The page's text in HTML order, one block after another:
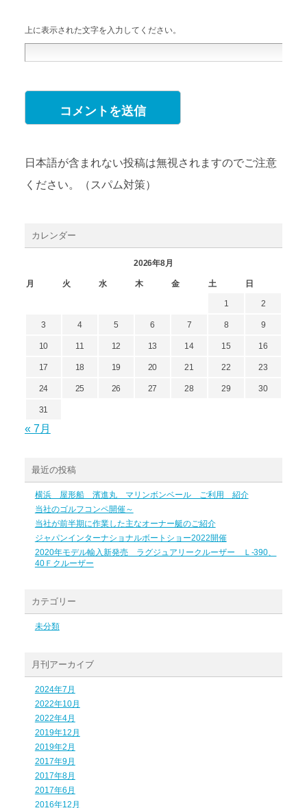
上に表示された文字を入力してください。
日本語が含まれない投稿は無視されますのでご注意
ください。（スパム対策）
カレンダー
2026年8月
月 火 水 木 金 土 日
1 2
3 4 5 6 7 8 9
10 11 12 13 14 15 16
17 18 19 20 21 22 23
24 25 26 27 28 29 30
31
« 7月
最近の投稿
横浜 屋形船 濱進丸 マリンボンベール ご利用 紹介
当社のゴルフコンペ開催～
当社が前半期に作業した主なオーナー艇のご紹介
ジャパンインターナショナルボートショー2022開催
2020年モデル輸入新発売 ラグジュアリークルーザー Ｌ-390、
40Ｆクルーザー
カテゴリー
未分類
月刊アーカイブ
2024年7月
2022年10月
2022年4月
2019年12月
2019年2月
2017年9月
2017年8月
2017年6月
2016年12月